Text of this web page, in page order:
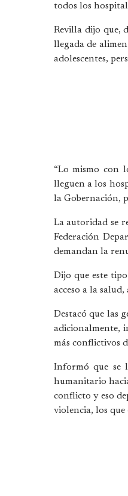
todos los
Revilla dijo que,
llegada de
adolescentes,
“Lo mismo con
lleguen a los
la Gobernación,
La autoridad se
Federación
demandan la
Dijo que este
acceso a la
Destacó que las
adicionalmente,
más conflictivos
Informó que se
humanitario
conflicto y eso
violencia, los que